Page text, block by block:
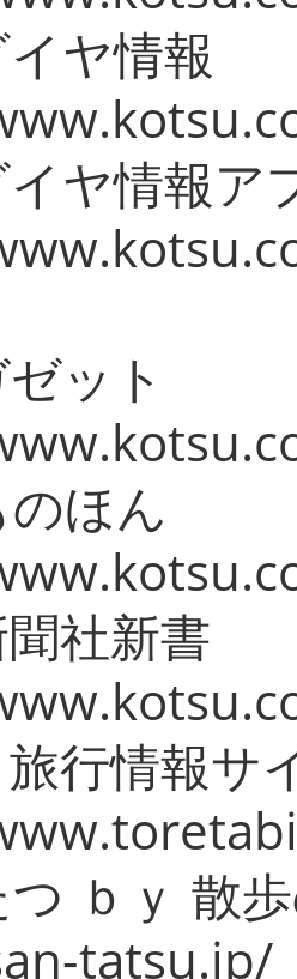
ヤ情報
ヤ情報ア
ット
ほん
社新書
行情報サ
ｂｙ 散
tatsu.jp/